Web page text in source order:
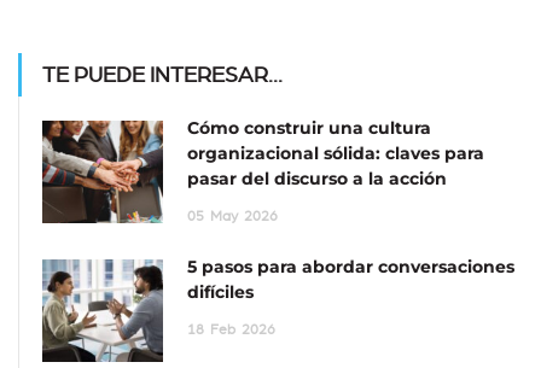
TE PUEDE INTERESAR...
Cómo construir una cultura
organizacional sólida: claves para
pasar del discurso a la acción
05 May 2026
5 pasos para abordar conversaciones
difíciles
18 Feb 2026